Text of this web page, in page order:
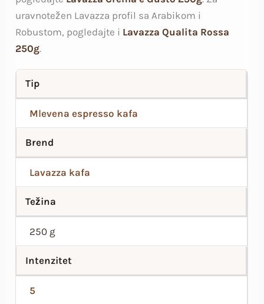
uravnotežen Lavazza profil sa Arabikom i
Robustom, pogledajte i Lavazza Qualita Rossa
250g.
Tip
Mlevena espresso kafa
Brend
Lavazza kafa
Težina
250 g
Intenzitet
5